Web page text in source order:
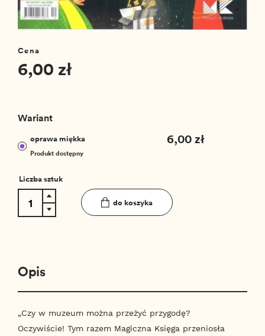
Cena
6,00 zł
Wariant
oprawa miękka 6,00 zł
Produkt dostępny
Liczba sztuk
do koszyka
Opis
„Czy w muzeum można przeżyć przygodę?
Oczywiście! Tym razem Magiczna Księga przeniosła